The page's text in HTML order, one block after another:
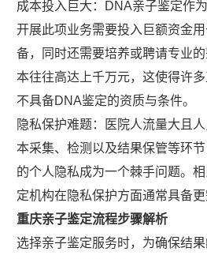
成本投入巨大：DNA亲子鉴定作
开展此项业务需要投入巨额资金
备，同时还需要培养或聘请专业
本往往高达上千万元，这使得许
不具备DNA鉴定的资质与条件。
隐私保护难题：医院人流量大且
本采集、检测以及结果保管等环
的个人隐私成为一个棘手问题。
定机构在隐私保护方面通常具备更
重庆亲子鉴定流程步骤解析
选择亲子鉴定服务时，为确保结